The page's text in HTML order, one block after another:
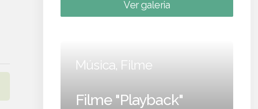
Ver galeria
Música, Filme
Filme "Playback"